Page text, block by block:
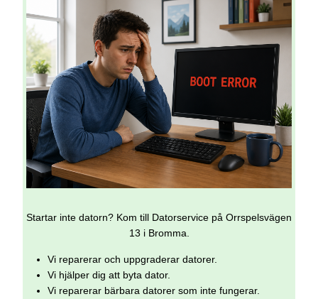
Startar inte datorn? Kom till Datorservice på Orrspelsvägen
13 i Bromma.
Vi reparerar och uppgraderar datorer.
Vi hjälper dig att byta dator.
Vi reparerar bärbara datorer som inte fungerar.